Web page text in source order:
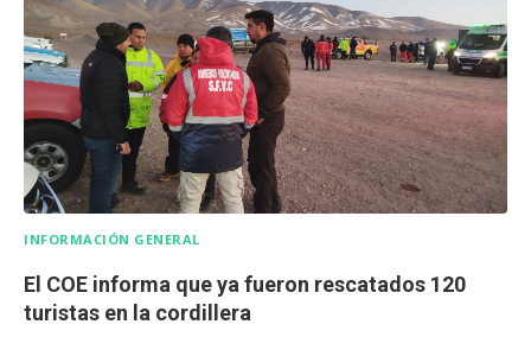
INFORMACIÓN GENERAL
El COE informa que ya fueron rescatados 120
turistas en la cordillera